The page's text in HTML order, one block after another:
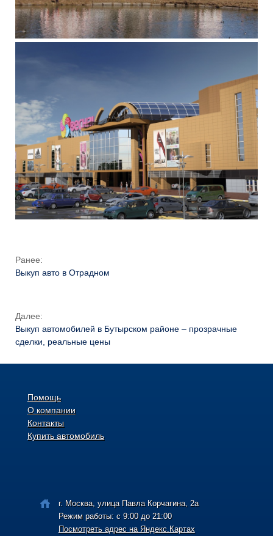
Ранее:
Выкуп авто в Отрадном
Далее:
Выкуп автомобилей в Бутырском районе – прозрачные
сделки, реальные цены
Помощь
О компании
Контакты
Купить автомобиль
г. Москва, улица Павла Корчагина, 2а
Режим работы: с 9:00 до 21:00
Посмотреть адрес на Яндекс.Картах